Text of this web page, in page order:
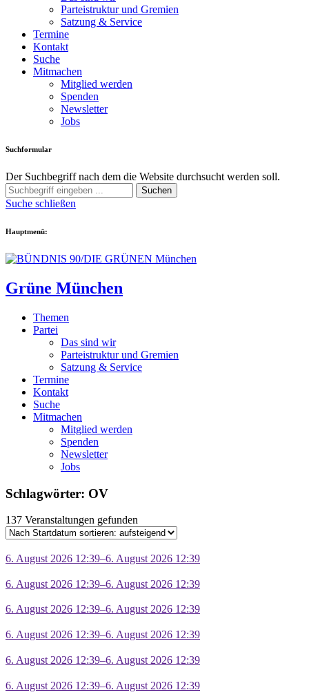
Parteistruktur und Gremien
Satzung & Service
Termine
Kontakt
Suche
Mitmachen
Mitglied werden
Spenden
Newsletter
Jobs
Suchformular
Der Suchbegriff nach dem die Website durchsucht werden soll.
Suchen
Suche schließen
Hauptmenü:
Grüne München
Themen
Partei
Das sind wir
Parteistruktur und Gremien
Satzung & Service
Termine
Kontakt
Suche
Mitmachen
Mitglied werden
Spenden
Newsletter
Jobs
Schlagwörter: OV
137 Veranstaltungen gefunden
6. August 2026 12:39–6. August 2026 12:39
6. August 2026 12:39–6. August 2026 12:39
6. August 2026 12:39–6. August 2026 12:39
6. August 2026 12:39–6. August 2026 12:39
6. August 2026 12:39–6. August 2026 12:39
6. August 2026 12:39–6. August 2026 12:39